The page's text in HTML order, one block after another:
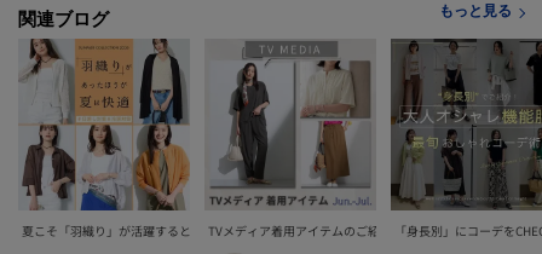
関連ブログ もっと見る
夏こそ「羽織り」が活躍するとき！おすすめ羽織りを紹介♪
TVメディア着用アイテムのご紹介 Jun.-Jul.「身長別」にコーデを